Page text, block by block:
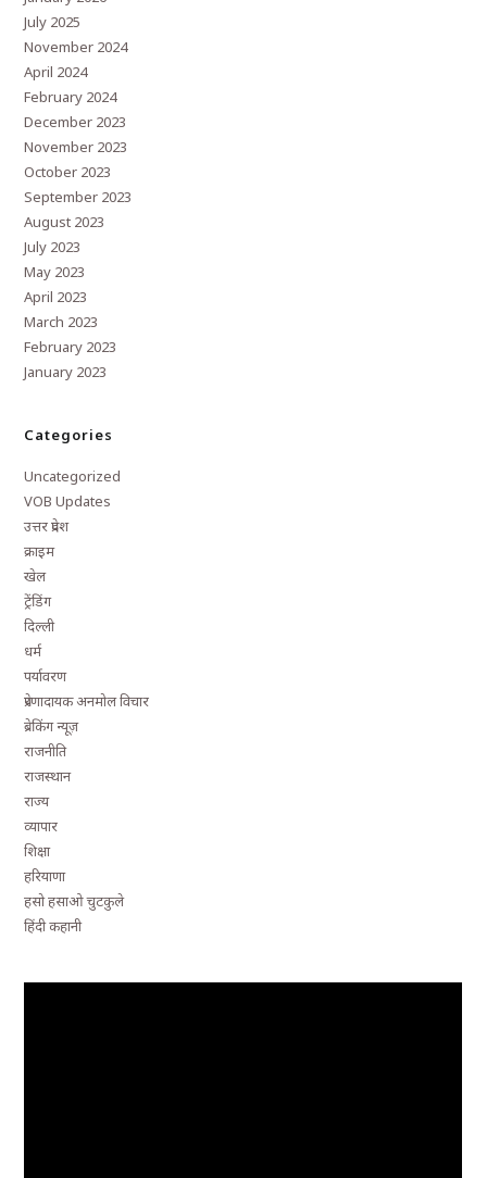
July 2025
November 2024
April 2024
February 2024
December 2023
November 2023
October 2023
September 2023
August 2023
July 2023
May 2023
April 2023
March 2023
February 2023
January 2023
Categories
Uncategorized
VOB Updates
उत्तर प्रदेश
क्राइम
खेल
ट्रेंडिंग
दिल्ली
धर्म
पर्यावरण
प्रेरणादायक अनमोल विचार
ब्रेकिंग न्यूज़
राजनीति
राजस्थान
राज्य
व्यापार
शिक्षा
हरियाणा
हसो हसाओ चुटकुले
हिंदी कहानी